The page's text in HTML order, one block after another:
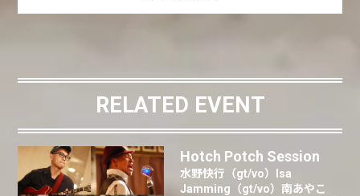
RELATED EVENT
Hotch Potch Session
水野快行（gt/vo）Isa
Jamming（gt/vo）南あやこ